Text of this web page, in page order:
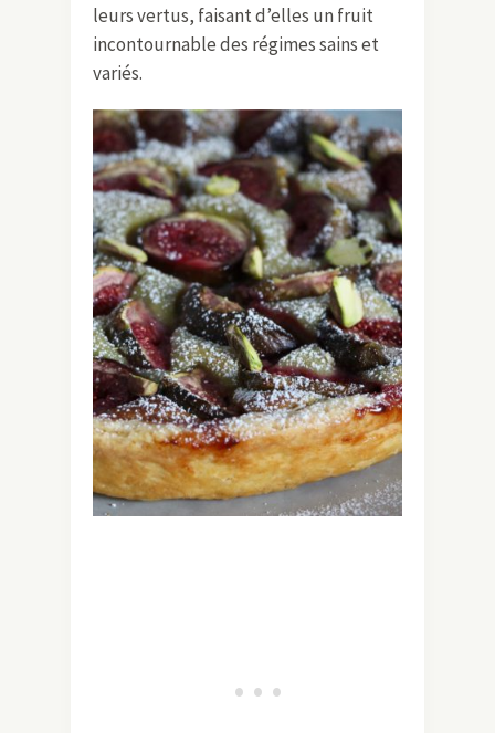
leurs vertus, faisant d’elles un fruit
incontournable des régimes sains et
variés.